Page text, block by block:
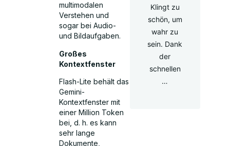
multimodalen
Verstehen und
sogar bei Audio-
und Bildaufgaben.
Großes
Kontextfenster
Flash-Lite behält das
Gemini-
Kontextfenster mit
einer Million Token
bei, d. h. es kann
sehr lange
Dokumente,
Klingt zu
schön, um
wahr zu
sein. Dank
der
schnellen
…